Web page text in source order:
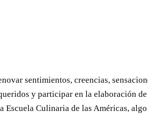
sentimientos, creencias,
y participar en la elaboración
Culinaria de las Américas,